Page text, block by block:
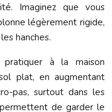
Imaginez que vous
légèrement rigide,
hanches.
à la maison
plat, en augmentant
pas, surtout dans les
de garder le